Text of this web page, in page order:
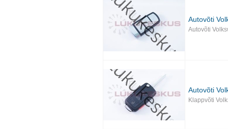
Autovõti
Autovõti
Autovõti
Klappvõti